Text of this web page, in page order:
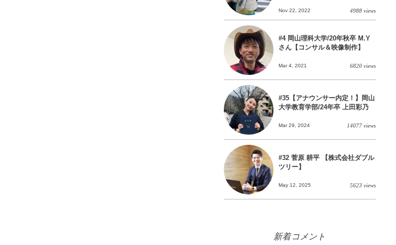
Nov 22, 2022 4988 views
#4 岡山理科大学/20年秋卒 M.Y
さん【コンサル＆映像制作】
Mar 4, 2021 6820 views
#35【アナウンサー内定！】岡山
大学教育学部/24年卒 上田彩乃
Mar 29, 2024 14077 views
#32 菅原 耕平 【株式会社ダブル
ツリー】
May 12, 2025 5623 views
新着コメント